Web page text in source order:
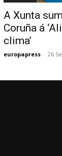
A Xunta
Coruña á
clima’
europapress - 26